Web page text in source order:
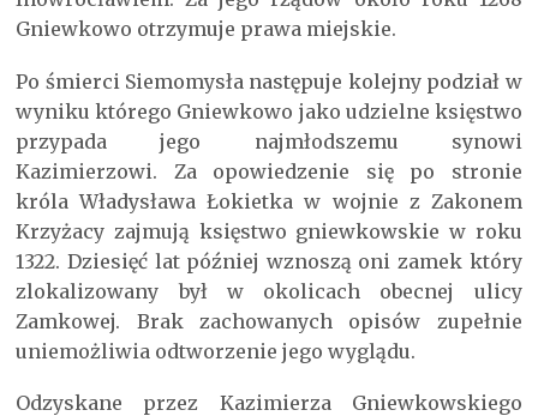
Gniewkowo otrzymuje prawa miejskie.
Po śmierci Siemomysła następuje kolejny podział w
wyniku którego Gniewkowo jako udzielne księstwo
przypada jego najmłodszemu synowi
Kazimierzowi. Za opowiedzenie się po stronie
króla Władysława Łokietka w wojnie z Zakonem
Krzyżacy zajmują księstwo gniewkowskie w roku
1322. Dziesięć lat później wznoszą oni zamek który
zlokalizowany był w okolicach obecnej ulicy
Zamkowej. Brak zachowanych opisów zupełnie
uniemożliwia odtworzenie jego wyglądu.
Odzyskane przez Kazimierza Gniewkowskiego